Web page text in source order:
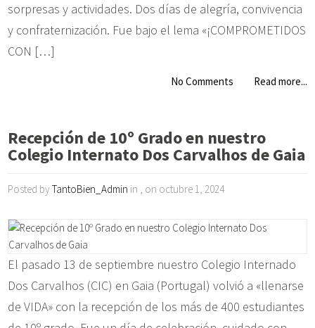
sorpresas y actividades. Dos días de alegría, convivencia
y confraternización. Fue bajo el lema «¡COMPROMETIDOS
CON […]
No Comments Read more...
Recepción de 10º Grado en nuestro
Colegio Internato Dos Carvalhos de Gaia
Posted byTantoBien_Admin in , on octubre 1, 2024
El pasado 13 de septiembre nuestro Colegio Internado
Dos Carvalhos (CIC) en Gaia (Portugal) volvió a «llenarse
de VIDA» con la recepción de los más de 400 estudiantes